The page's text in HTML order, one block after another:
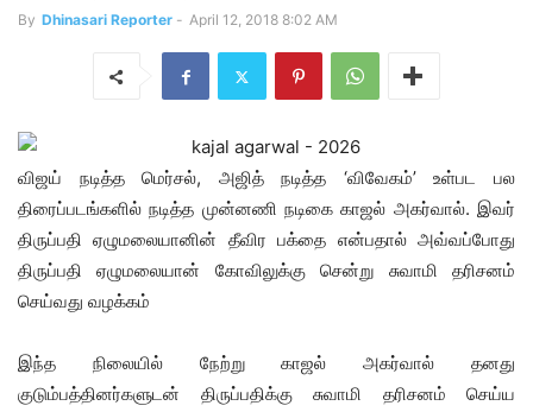
By Dhinasari Reporter - April 12, 2018 8:02 AM
விஜய் நடித்த மெர்சல், அஜித் நடித்த ‘விவேகம்’ உள்பட பல
திரைப்படங்களில் நடித்த முன்னணி நடிகை காஜல் அகர்வால். இவர்
திருப்பதி ஏழுமலையானின் தீவிர பக்தை என்பதால் அவ்வப்போது
திருப்பதி ஏழுமலையான் கோவிலுக்கு சென்று சுவாமி தரிசனம்
செய்வது வழக்கம்
இந்த நிலையில் நேற்று காஜல் அகர்வால் தனது
குடும்பத்தினர்களுடன் திருப்பதிக்கு சுவாமி தரிசனம் செய்ய